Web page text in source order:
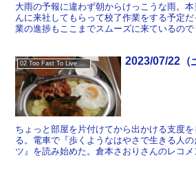
大雨の予報に違わず朝からけっこうな雨。
んに来社してもらって校了作業をする予定
業の進捗もここまでスムーズに来ているので
02 Too Fast To Live Too Young To Die 2023/07/22（
ちょっと部屋を片付けてから出かける支度
る。電車で『歩くようなはやさで生きる人
ツ』を読み始めた。倉本さおりさんのレコメ